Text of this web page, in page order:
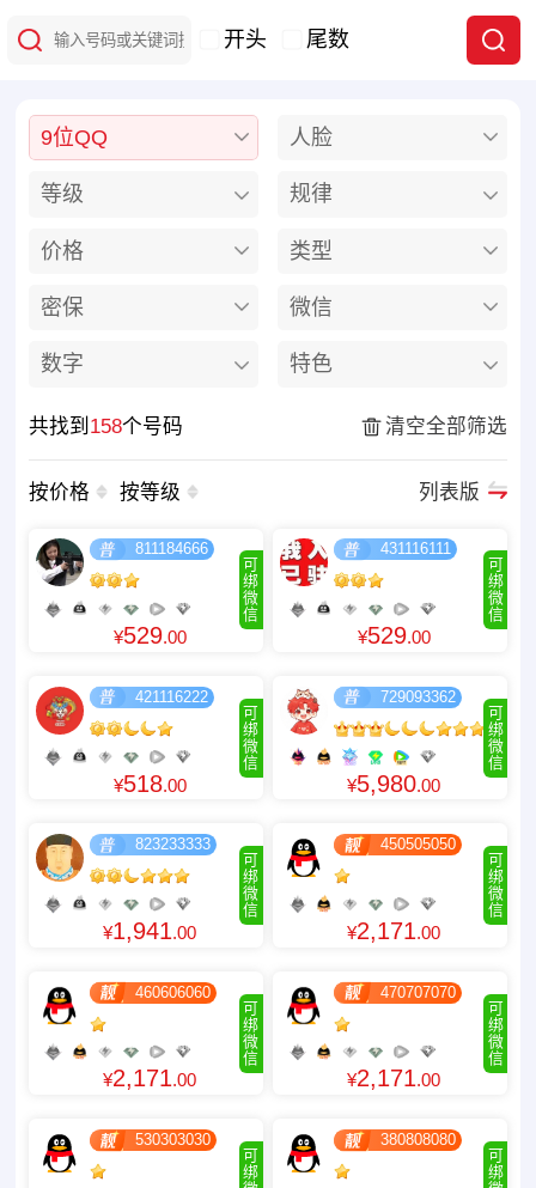
开头 尾数
9位QQ 人脸
等级 规律
价格 类型
密保 微信
数字 特色
共找到 158个号码 清空全部筛选
按价格 按等级 列表版
可
绑
微
信
811184666
¥529.00
可
绑
微
信
431116111
¥529.00
可
绑
微
信
421116222
¥518.00
可
绑
微
信
729093362
¥5,980.00
可
绑
微
信
823233333
¥1,941.00
可
绑
微
信
450505050
¥2,171.00
可
绑
微
信
460606060
¥2,171.00
可
绑
微
信
470707070
¥2,171.00
可
绑
530303030
可
绑
380808080